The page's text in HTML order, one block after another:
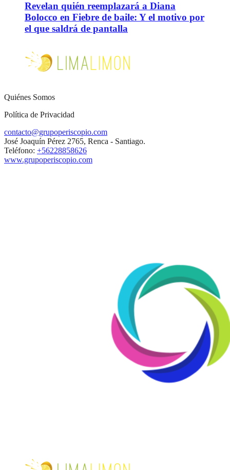
Revelan quién reemplazará a Diana
Bolocco en Fiebre de baile: Y el motivo por
el que saldrá de pantalla
Quiénes Somos
Política de Privacidad
contacto@grupoperiscopio.com
José Joaquín Pérez 2765, Renca - Santiago.
Teléfono: +56228858626
www.grupoperiscopio.com